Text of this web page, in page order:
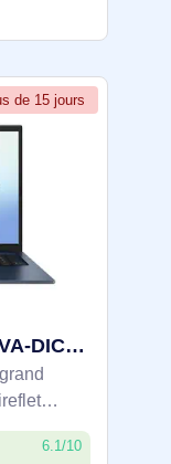
de 15 jours
ASUS Vivobook 17 X1704VA-DICAU1056W Intel Core 3 100U Ordinateur portable 43,9 cm (17.3") Full HD 8 - 90NB13X2-M00KH0
cœurs
un SSD
6.1/10